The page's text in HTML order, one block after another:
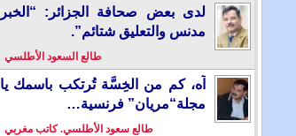
لدى بعض صحافة الجزائر: “الخبر
مدنس والتعليق شتائم”.
طالع السعود الأطلسي
آه، كم من الخِسَّة تُرتكب باسمك يا
مجلة“مريان” فرنسية…
طالع سعود الأطلسي. كاتب مغربي